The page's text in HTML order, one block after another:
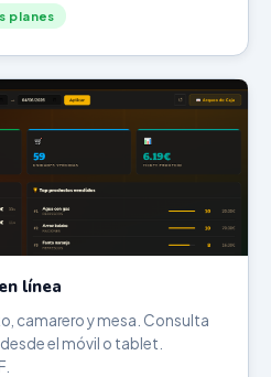
planes
línea
camarero y mesa. Consulta
el móvil o tablet.